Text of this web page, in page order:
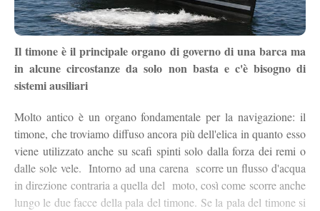
Il timone è il principale organo di governo di una barca ma
in alcune circostanze da solo non basta e c'è bisogno di
sistemi ausiliari
Molto antico è un organo fondamentale per la navigazione: il
timone, che troviamo diffuso ancora più dell'elica in quanto esso
viene utilizzato anche su scafi spinti solo dalla forza dei remi o
dalle sole vele. Intorno ad una carena scorre un flusso d'acqua
in direzione contraria a quella del moto, così come scorre anche
lungo le due facce della pala del timone. Se la pala del timone si